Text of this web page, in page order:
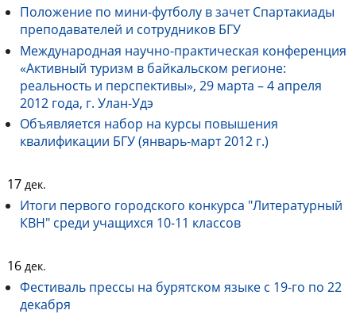
Положение по мини-футболу в зачет Спартакиады
преподавателей и сотрудников БГУ
Международная научно-практическая конференция
«Активный туризм в байкальском регионе:
реальность и перспективы», 29 марта – 4 апреля
2012 года, г. Улан-Удэ
Объявляется набор на курсы повышения
квалификации БГУ (январь-март 2012 г.)
17 дек.
Итоги первого городского конкурса "Литературный
КВН" среди учащихся 10-11 классов
16 дек.
Фестиваль прессы на бурятском языке c 19-го по 22
декабря